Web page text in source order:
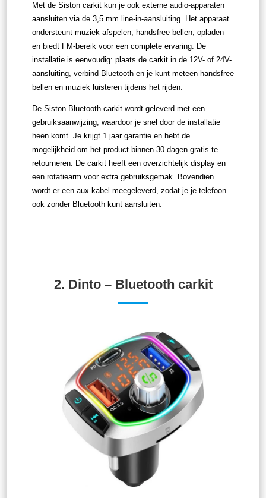
Met de Siston carkit kun je ook externe audio-apparaten
aansluiten via de 3,5 mm line-in-aansluiting. Het apparaat
ondersteunt muziek afspelen, handsfree bellen, opladen
en biedt FM-bereik voor een complete ervaring. De
installatie is eenvoudig: plaats de carkit in de 12V- of 24V-
aansluiting, verbind Bluetooth en je kunt meteen handsfree
bellen en muziek luisteren tijdens het rijden.
De Siston Bluetooth carkit wordt geleverd met een
gebruiksaanwijzing, waardoor je snel door de installatie
heen komt. Je krijgt 1 jaar garantie en hebt de
mogelijkheid om het product binnen 30 dagen gratis te
retourneren. De carkit heeft een overzichtelijk display en
een rotatiearm voor extra gebruiksgemak. Bovendien
wordt er een aux-kabel meegeleverd, zodat je je telefoon
ook zonder Bluetooth kunt aansluiten.
2. Dinto – Bluetooth carkit